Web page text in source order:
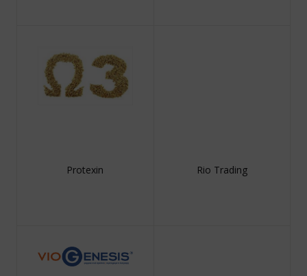
Protexin Rio Trading